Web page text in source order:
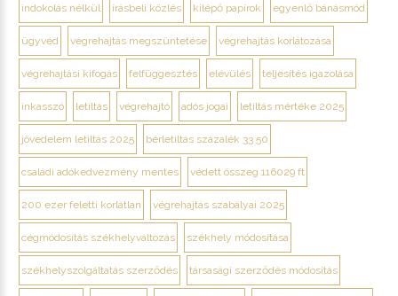
indokolás nélkül írásbeli közlés kilépő papírok egyenlő bánásmód
ügyvéd végrehajtás megszüntetése végrehajtás korlátozása
végrehajtási kifogás felfüggesztés elévülés teljesítés igazolása
inkasszó letiltás végrehajtó adós jogai letiltás mértéke 2025
jövedelem letiltás 2025 bérletiltás százalék 33 50
családi adókedvezmény mentes védett összeg 116029 ft
200 ezer feletti korlátlan végrehajtás szabályai 2025
cégmódosítás székhelyváltozás székhely módosítása
székhelyszolgáltatás szerződés társasági szerződés módosítás